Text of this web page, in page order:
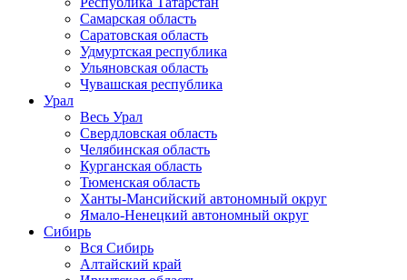
Самарская область
Саратовская область
Удмуртская республика
Ульяновская область
Чувашская республика
Урал
Весь Урал
Свердловская область
Челябинская область
Курганская область
Тюменская область
Ханты-Мансийский автономный округ
Ямало-Ненецкий автономный округ
Сибирь
Вся Сибирь
Алтайский край